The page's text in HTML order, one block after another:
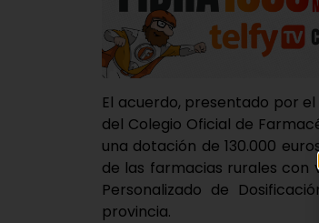
El acuerdo, presentado por
del Colegio Oficial de
una dotación de 130.000
de las farmacias rurales con
Personalizado de
provincia.